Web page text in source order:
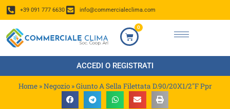
+39 091 777 6630 info@commercialeclima.com
0
ACCEDI O REGISTRATI
Home»Negozio»Giunto A Sella Filettata D.90/20X1/2″F Ppr